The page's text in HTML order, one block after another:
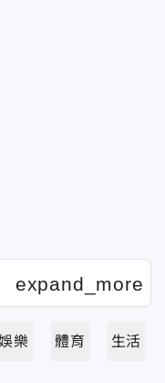
樂 體育 生活